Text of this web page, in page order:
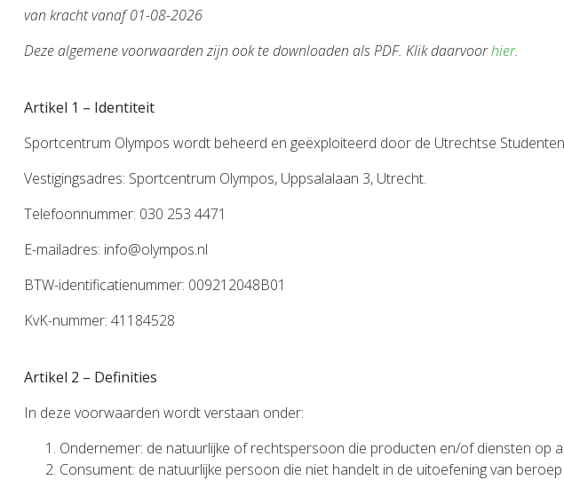
van kracht vanaf 01-08-2026
Deze algemene voorwaarden zijn ook te downloaden als PDF. Klik daarvoorhier.
Artikel 1 – Identiteit
Sportcentrum Olympos wordt beheerd en geëxploiteerd door de Utrechtse
Vestigingsadres: Sportcentrum Olympos, Uppsalalaan 3, Utrecht.
Telefoonnummer: 030 253 4471
E-mailadres: info@olympos.nl
BTW-identificatienummer: 009212048B01
KvK-nummer: 41184528
Artikel 2 – Definities
In deze voorwaarden wordt verstaan onder:
Ondernemer: de natuurlijke of rechtspersoon die producten en/of diensten op
Consument: de natuurlijke persoon die niet handelt in de uitoefening van